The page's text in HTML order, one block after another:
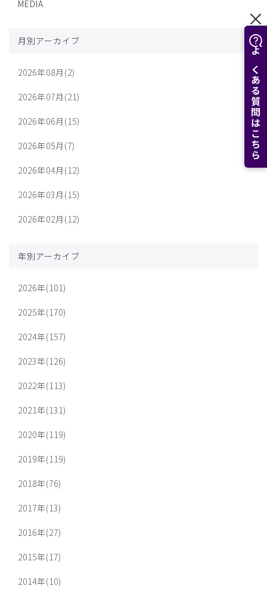
よくある質問はこちら
MEDIA
月別アーカイブ
2026年08月(2)
2026年07月(21)
2026年06月(15)
2026年05月(7)
2026年04月(12)
2026年03月(15)
2026年02月(12)
年別アーカイブ
2026年(101)
2025年(170)
2024年(157)
2023年(126)
2022年(113)
2021年(131)
2020年(119)
2019年(119)
2018年(76)
2017年(13)
2016年(27)
2015年(17)
2014年(10)